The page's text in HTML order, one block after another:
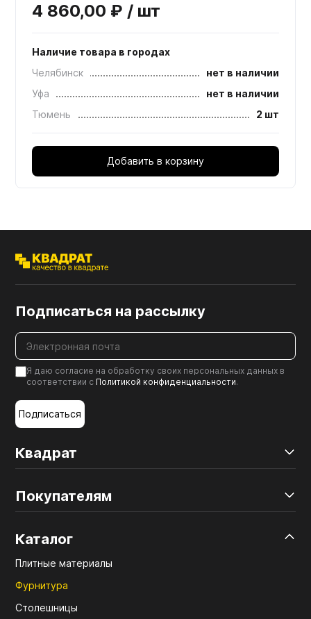
4 860,00 ₽ / шт
Наличие товара в городах
Челябинск
нет в наличии
Уфа
нет в наличии
Тюмень
2 шт
Добавить в корзину
Квадрат
Покупателям
Каталог
Плитные материалы
Фурнитура
Столешницы
Подписаться на рассылку
Я даю согласие на обработку своих персональных данных в
соответствии с Политикой конфиденциальности.
Подписаться